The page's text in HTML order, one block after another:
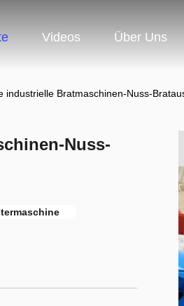
Videos Über Uns
industrielle Bratmaschinen-Nuss-
Nuss-